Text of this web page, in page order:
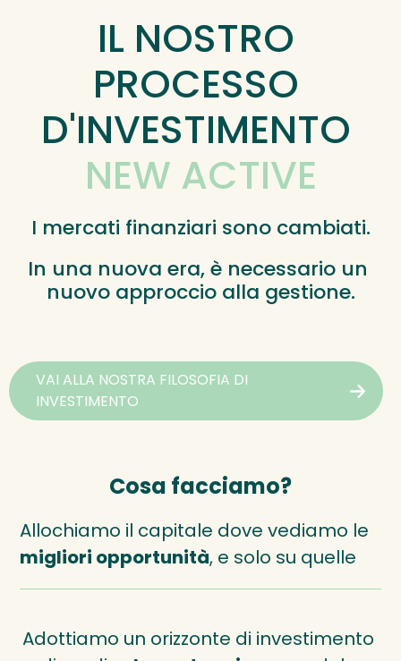
IL NOSTRO
PROCESSO
D'INVESTIMENTO
NEW ACTIVE
I mercati finanziari sono cambiati.
In una nuova era, è necessario un
nuovo approccio alla gestione.
VAI ALLA NOSTRA FILOSOFIA DI
INVESTIMENTO
Cosa facciamo?
Allochiamo il capitale dove vediamo le
migliori opportunità, e solo su quelle
Adottiamo un orizzonte di investimento